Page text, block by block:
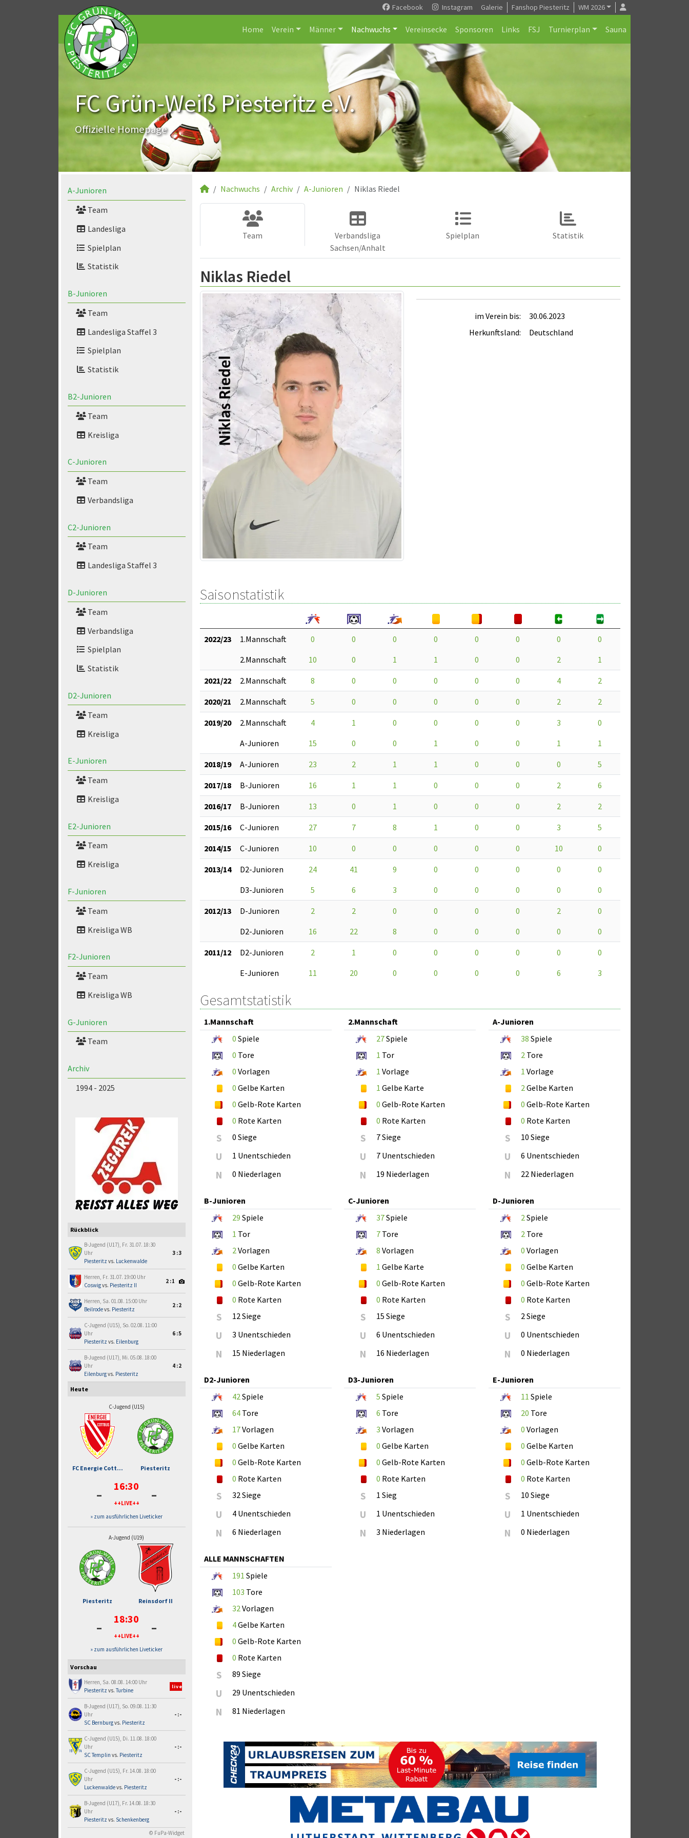
Facebook Instagram Galerie Fanshop Piesteritz WM 2026
Home Verein Männer Nachwuchs Vereinsecke Sponsoren Links FSJ Turnierplan Sauna
FC Grün-Weiß Piesteritz e.V.
Offizielle Homepage
A-Junioren
Team
Landesliga
Spielplan
Statistik
B-Junioren
Team
Landesliga Staffel 3
Spielplan
Statistik
B2-Junioren
Team
Kreisliga
C-Junioren
Team
Verbandsliga
C2-Junioren
Team
Landesliga Staffel 3
D-Junioren
Team
Verbandsliga
Spielplan
Statistik
D2-Junioren
Team
Kreisliga
E-Junioren
Team
Kreisliga
E2-Junioren
Team
Kreisliga
F-Junioren
Team
Kreisliga WB
F2-Junioren
Team
Kreisliga WB
G-Junioren
Team
Archiv
1994 - 2025
Rückblick
B-Jugend (U17), Fr. 31.07. 18:30
Uhr
Piesteritz vs. Luckenwalde
3:3
Herren, Fr. 31.07. 19:00 Uhr
Coswigvs. Piesteritz II
2:1
Herren, Sa. 01.08. 15:00 Uhr
Beilrodevs. Piesteritz
2:2
C-Jugend (U15), So. 02.08. 11:00
Uhr
Piesteritz vs. Eilenburg
6:5
B-Jugend (U17), Mi. 05.08. 18:00
Uhr
Eilenburgvs. Piesteritz
4:2
Heute
C-Jugend (U15)
FC Energie Cott... Piesteritz
- 16:30
++LIVE++ -
» zum ausführlichen Liveticker
A-Jugend (U19)
Piesteritz Reinsdorf II
- 18:30
++LIVE++ -
» zum ausführlichen Liveticker
Vorschau
Herren, Sa. 08.08. 14:00 Uhr
Piesteritz vs.Turbine
live
B-Jugend (U17), So. 09.08. 11:30
Uhr
SC Bernburgvs. Piesteritz
-:-
C-Jugend (U15), Di. 11.08. 18:00
Uhr
SC Templin vs. Piesteritz
-:-
C-Jugend (U15), Fr. 14.08. 18:00
Uhr
Luckenwaldevs. Piesteritz
-:-
B-Jugend (U17), Fr. 14.08. 18:30
Uhr
Piesteritz vs. Schenkenberg
-:-
© FuPa-Widget
Nachwuchs Archiv A-Junioren Niklas Riedel
Team
Verbandsliga
Sachsen/Anhalt
Spielplan Statistik
Niklas Riedel
im Verein bis:
30.06.2023
Herkunftsland:
Deutschland
Saisonstatistik
2022/23 1.Mannschaft 0 0 0 0 0 0 0
0
2.Mannschaft
10 0 1 1 0 0 2 1
2021/22 2.Mannschaft 8 0 0 0 0 0 4 2
2020/21 2.Mannschaft 5 0 0 0 0 0 2 2
2019/20 2.Mannschaft 4 1 0 0 0 0 3
0
A-Junioren
15 0 0 1 0 0 1 1
2018/19 A-Junioren 23 2 1 1 0 0 0 5
2017/18 B-Junioren 16 1 1 0 0 0 2 6
2016/17 B-Junioren 13 0 1 0 0 0 2 2
2015/16 C-Junioren 27 7 8 1 0 0 3 5
2014/15 C-Junioren 10 0 0 0 0 0 10 0
2013/14 D2-Junioren 24 41 9 0 0 0 0
0
D3-Junioren
5 6 3 0 0 0 0 0
2012/13 D-Junioren 2 2 0 0 0 0 2
0
D2-Junioren
16 22 8 0 0 0 0 0
2011/12 D2-Junioren 2 1 0 0 0 0 0
0
E-Junioren
11 20 0 0 0 0 6 3
Gesamtstatistik
1.Mannschaft
0 Spiele
0 Tore
0 Vorlagen
0 Gelbe Karten
0 Gelb-Rote Karten
0 Rote Karten
S 0 Siege
U 1 Unentschieden
N 0 Niederlagen
2.Mannschaft
27Spiele
1 Tor
1 Vorlage
1 Gelbe Karte
0 Gelb-Rote Karten
0 Rote Karten
S 7 Siege
U 7 Unentschieden
N 19 Niederlagen
A-Junioren
38 Spiele
2 Tore
1 Vorlage
2 Gelbe Karten
0 Gelb-Rote Karten
0 Rote Karten
S 10 Siege
U 6 Unentschieden
N 22 Niederlagen
B-Junioren
29 Spiele
1 Tor
2 Vorlagen
0 Gelbe Karten
0 Gelb-Rote Karten
0 Rote Karten
S 12 Siege
U 3 Unentschieden
N 15 Niederlagen
C-Junioren
37Spiele
7 Tore
8 Vorlagen
1 Gelbe Karte
0 Gelb-Rote Karten
0 Rote Karten
S 15 Siege
U 6 Unentschieden
N 16 Niederlagen
D-Junioren
2 Spiele
2 Tore
0 Vorlagen
0 Gelbe Karten
0 Gelb-Rote Karten
0 Rote Karten
S 2 Siege
U 0 Unentschieden
N 0 Niederlagen
D2-Junioren
42 Spiele
64 Tore
17Vorlagen
0 Gelbe Karten
0 Gelb-Rote Karten
0 Rote Karten
S 32 Siege
U 4 Unentschieden
N 6 Niederlagen
D3-Junioren
5 Spiele
6 Tore
3 Vorlagen
0 Gelbe Karten
0 Gelb-Rote Karten
0 Rote Karten
S 1 Sieg
U 1 Unentschieden
N 3 Niederlagen
E-Junioren
11 Spiele
20 Tore
0 Vorlagen
0 Gelbe Karten
0 Gelb-Rote Karten
0 Rote Karten
S 10 Siege
U 1 Unentschieden
N 0 Niederlagen
ALLE MANNSCHAFTEN
191 Spiele
103 Tore
32 Vorlagen
4Gelbe Karten
0 Gelb-Rote Karten
0 Rote Karten
S 89 Siege
U 29 Unentschieden
N 81 Niederlagen